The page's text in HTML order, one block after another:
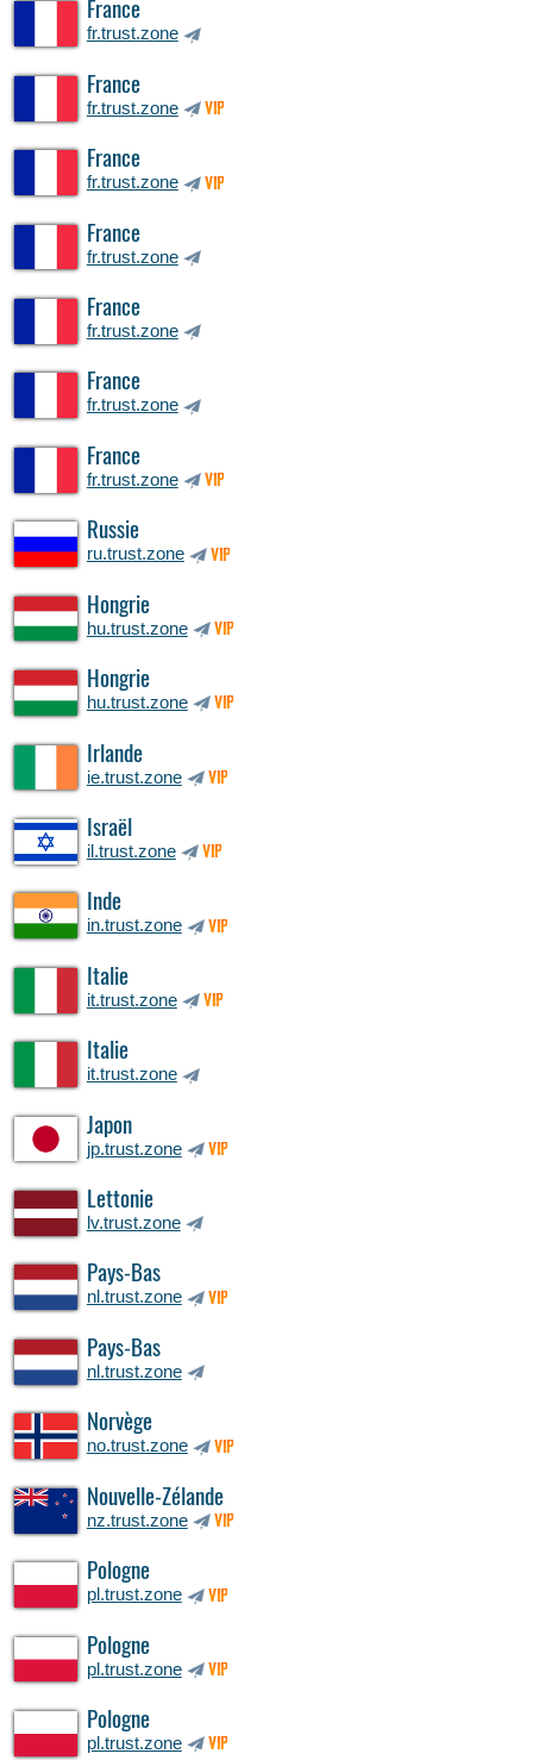
France
fr.trust.zone
France
fr.trust.zone VIP
France
fr.trust.zone VIP
France
fr.trust.zone
France
fr.trust.zone
France
fr.trust.zone
France
fr.trust.zone VIP
Russie
ru.trust.zone VIP
Hongrie
hu.trust.zone VIP
Hongrie
hu.trust.zone VIP
Irlande
ie.trust.zone VIP
Israël
il.trust.zone VIP
Inde
in.trust.zone VIP
Italie
it.trust.zone VIP
Italie
it.trust.zone
Japon
jp.trust.zone VIP
Lettonie
lv.trust.zone
Pays-Bas
nl.trust.zone VIP
Pays-Bas
nl.trust.zone
Norvège
no.trust.zone VIP
Nouvelle-Zélande
nz.trust.zone VIP
Pologne
pl.trust.zone VIP
Pologne
pl.trust.zone VIP
Pologne
pl.trust.zone VIP